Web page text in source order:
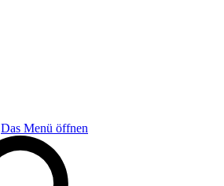
Das Menü öffnen